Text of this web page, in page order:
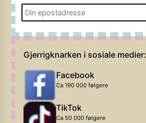
Gjerrigknarken i sosiale medier:
Facebook
Ca 190 000 følgere
TikTok
Ca 50 000 følgere